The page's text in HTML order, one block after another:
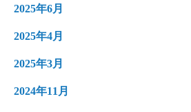
2025年6月
2025年4月
2025年3月
2024年11月